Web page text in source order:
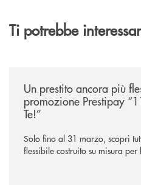
Ti potrebbe
Un prestito ancora più
promozione Prestipay
Te!”
Solo fino al 31 marzo, scopri
flessibile costruito su misura per